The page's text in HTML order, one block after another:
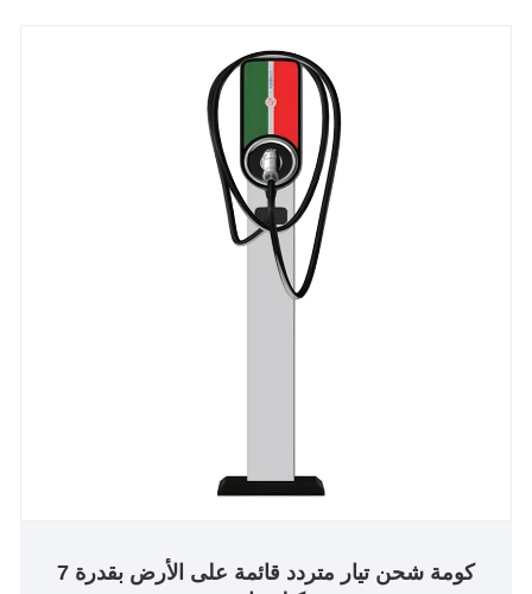
كومة شحن تيار متردد قائمة على الأرض بقدرة 7